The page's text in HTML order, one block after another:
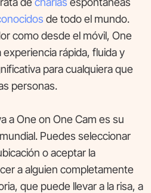
de todo el mundo.
como desde el móvil, One
rápida, fluida y
para cualquiera que
personas.
a One on One Cam es su
Puedes seleccionar
o aceptar la
a alguien completamente
que puede llevar a la risa, a